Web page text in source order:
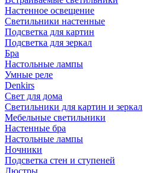
Настенное освещение
Светильники настенные
Подсветка для картин
Подсветка для зеркал
Бра
Настольные лампы
Умные реле
Denkirs
Свет для дома
Светильники для картин и зеркал
Мебельные светильники
Настенные бра
Настольные лампы
Ночники
Подсветка стен и ступеней
Люстры